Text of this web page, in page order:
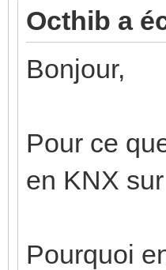
Octhib a
Bonjour,
Pour ce
en KNX
Pourquoi